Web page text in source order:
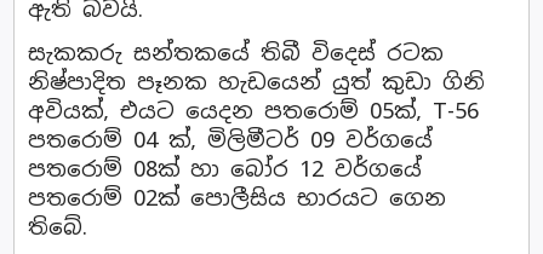
ඇති බවයි.
සැකකරු සන්තකයේ තිබී විදෙස් රටක
නිෂ්පාදිත පෑනක හැඩයෙන් යුත් කුඩා ගිනි
අවියක්, එයට යෙදන පතරොම් 05ක්, T-56
පතරොම් 04 ක්, මිලිමීටර් 09 වර්ගයේ
පතරොම් 08ක් හා බෝර 12 වර්ගයේ
පතරොම් 02ක් පොලීසිය භාරයට ගෙන
තිබේ.